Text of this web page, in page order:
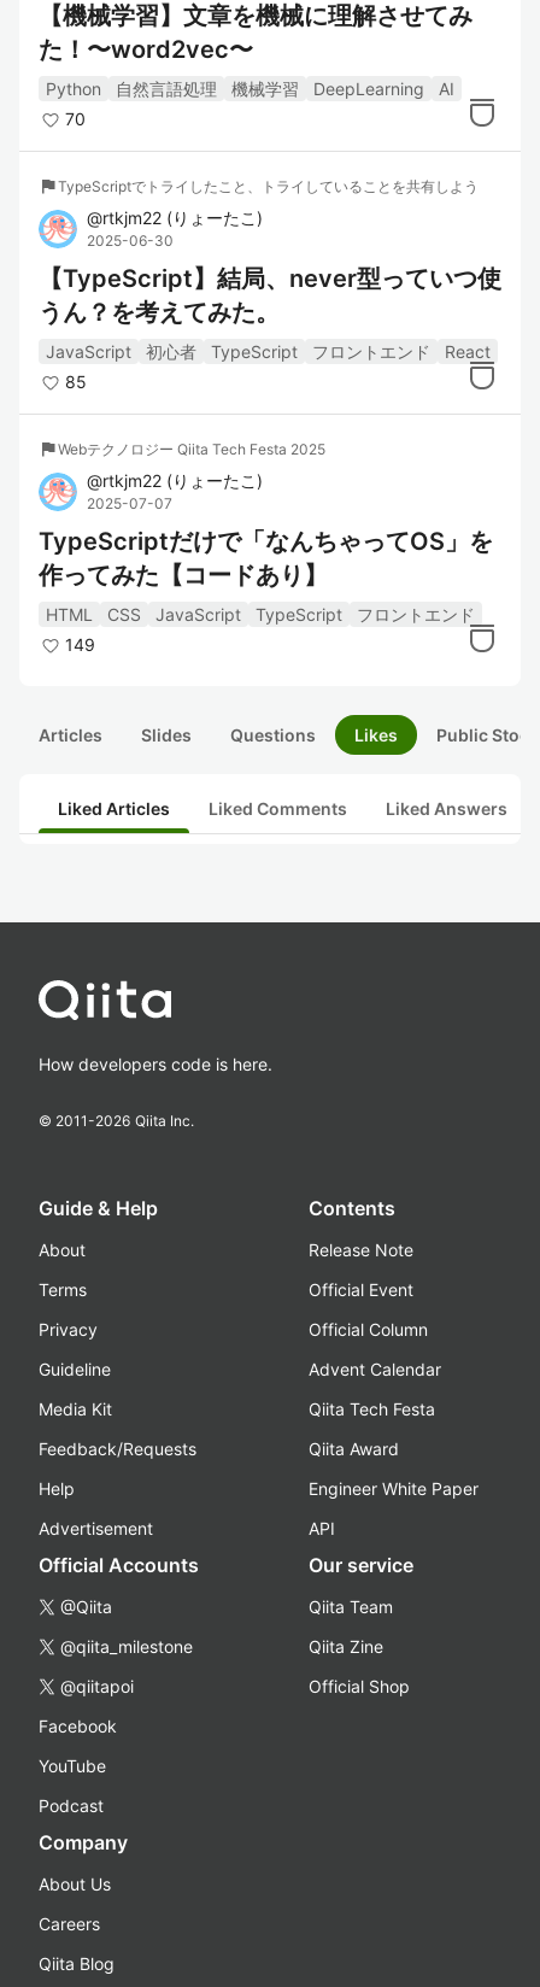
【機械学習】文章を機械に理解させてみ
た！〜word2vec〜
Python 自然言語処理 機械学習 DeepLearning
AI
70
flagTypeScriptでトライしたこと、トライしていることを共有しよう
@rtkjm22 (りょーたこ )
2025-06-30
【TypeScript】結局、never型っていつ使
うん？を考えてみた。
JavaScript 初心者 TypeScript フロントエンド
React
85
flagWebテクノロジー Qiita Tech Festa 2025
@rtkjm22 (りょーたこ )
2025-07-07
TypeScriptだけで「なんちゃってOS」を
作ってみた【コードあり】
HTML CSS JavaScript TypeScript
フロントエンド
149
Articles Slides Questions Likes Public
Liked Articles Liked Comments Liked Answers
How developers code is here.
© 2011-2026 Qiita Inc.
Guide & Help
About
Terms
Privacy
Guideline
Media Kit
Feedback/Requests
Help
Advertisement
Contents
Release Note
Official Event
Official Column
Advent Calendar
Qiita Tech Festa
Qiita Award
Engineer White Paper
API
Official Accounts
@Qiita
@qiita_milestone
@qiitapoi
Facebook
YouTube
Podcast
Our service
Qiita Team
Qiita Zine
Official Shop
Company
About Us
Careers
Qiita Blog